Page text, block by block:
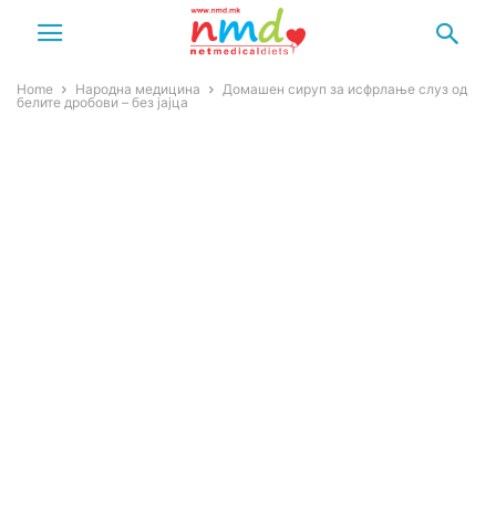
Home Народна медицина
Домашен сируп за исфрлање слуз од
белите дробови – без јајца